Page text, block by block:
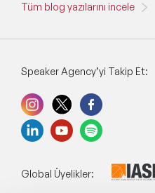
Tüm blog yazılarını incele
Speaker Agency’yi Takip Et:
Global Üyelikler: